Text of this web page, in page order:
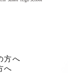
方へ
へ